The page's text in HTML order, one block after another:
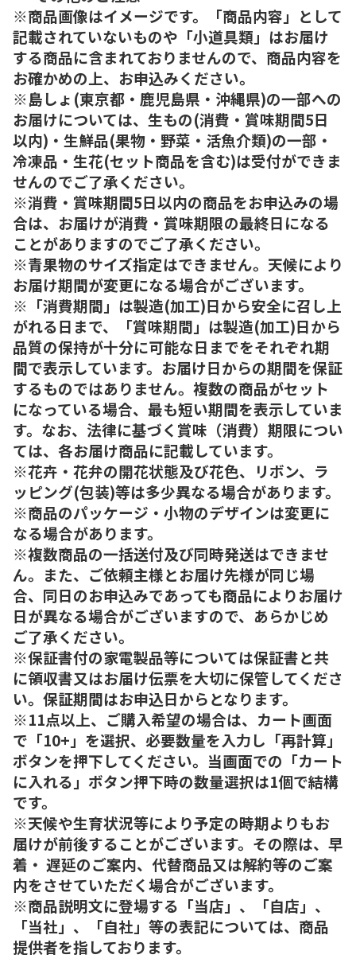
※商品画像はイメージです。「商品内容」として
記載されていないものや「小道具類」はお届け
する商品に含まれておりませんので、商品内容を
お確かめの上、お申込みください。
※島しょ(東京都・鹿児島県・沖縄県)の一部への
お届けについては、生もの(消費・賞味期間5日
以内)・生鮮品(果物・野菜・活魚介類)の一部・
冷凍品・生花(セット商品を含む)は受付ができま
せんのでご了承ください。
※消費・賞味期間5日以内の商品をお申込みの場
合は、お届けが消費・賞味期限の最終日になる
ことがありますのでご了承ください。
※青果物のサイズ指定はできません。天候により
お届け期間が変更になる場合がございます。
※「消費期間」は製造(加工)日から安全に召し上
がれる日まで、「賞味期間」は製造(加工)日から
品質の保持が十分に可能な日までをそれぞれ期
間で表示しています。お届け日からの期間を保証
するものではありません。複数の商品がセット
になっている場合、最も短い期間を表示していま
す。なお、法律に基づく賞味（消費）期限につい
ては、各お届け商品に記載しています。
※花卉・花弁の開花状態及び花色、リボン、ラ
ッピング(包装)等は多少異なる場合があります。
※商品のパッケージ・小物のデザインは変更に
なる場合があります。
※複数商品の一括送付及び同時発送はできませ
ん。また、ご依頼主様とお届け先様が同じ場
合、同日のお申込みであっても商品によりお届け
日が異なる場合がございますので、あらかじめ
ご了承ください。
※保証書付の家電製品等については保証書と共
に領収書又はお届け伝票を大切に保管してくださ
い。保証期間はお申込日からとなります。
※11点以上、ご購入希望の場合は、カート画面
で「10+」を選択、必要数量を入力し「再計算」
ボタンを押下してください。当画面での「カート
に入れる」ボタン押下時の数量選択は1個で結構
です。
※天候や生育状況等により予定の時期よりもお
届けが前後することがございます。その際は、早
着・ 遅延のご案内、代替商品又は解約等のご案
内をさせていただく場合がございます。
※商品説明文に登場する「当店」、「自店」、
「当社」、「自社」等の表記については、商品
提供者を指しております。